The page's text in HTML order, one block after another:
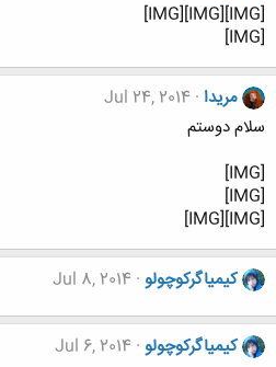
[IMG][IMG][IMG]
[IMG]
مریدا Jul 24, 2014
سلام دوستم
[IMG]
[IMG]
[IMG][IMG]
کیمیاگرکوچولو Jul 8, 2014
کیمیاگرکوچولو Jul 6, 2014